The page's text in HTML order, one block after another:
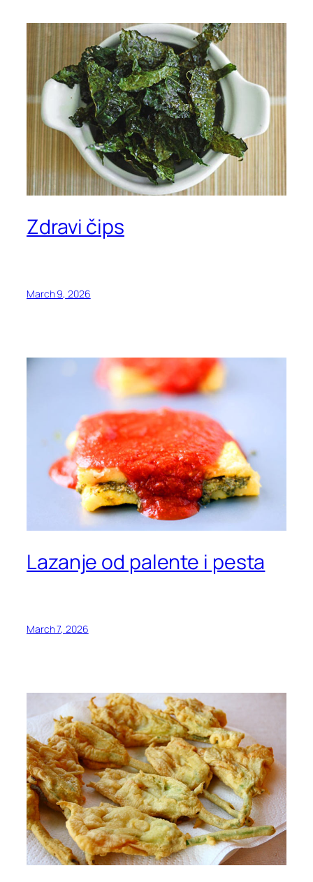
Zdravi čips
March 9, 2026
Lazanje od palente i pesta
March 7, 2026